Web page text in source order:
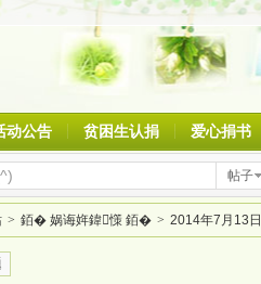
动公告 贫困生认捐 爱心捐书
帖子
> 銆� 娲诲姩鍏憡 銆� > 2014年7月13